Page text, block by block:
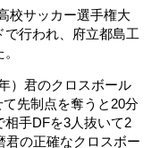
校サッカー選手権大
行われ、府立都島工
）君のクロスボール
先制点を奪うと20分
手DFを3人抜いて2
君の正確なクロスボー